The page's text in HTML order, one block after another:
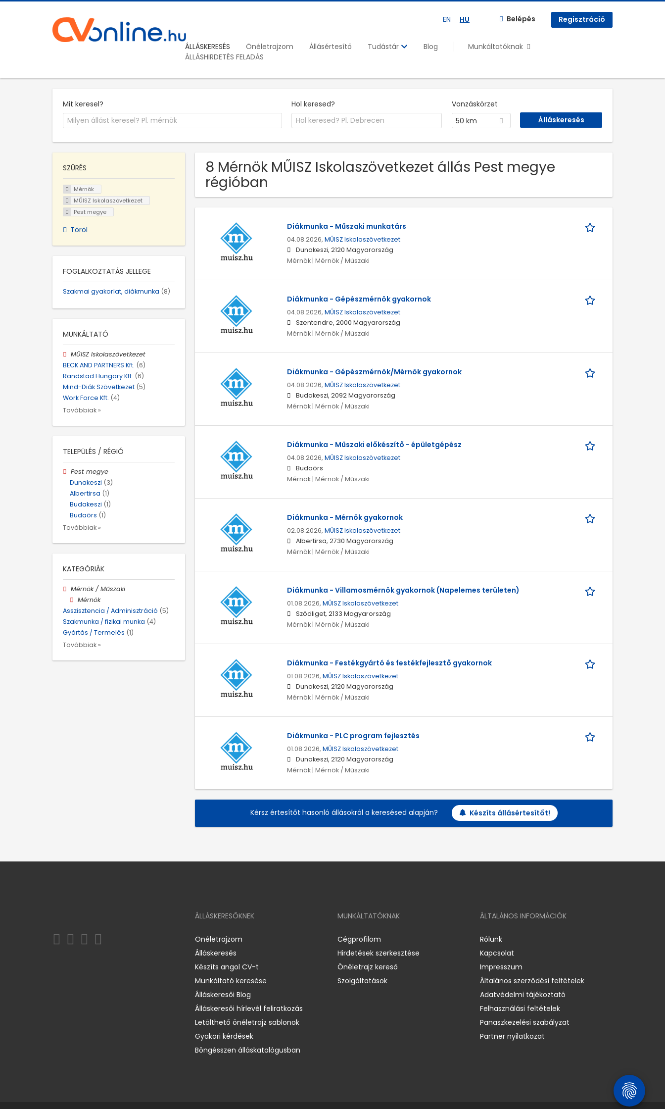
EN HU Belépés Regisztráció
ÁLLÁSKERESÉS Önéletrajzom Állásértesítő Tudástár Blog
Munkáltatóknak
ÁLLÁSHIRDETÉS FELADÁS
Mit keresel? Hol keresed?
Vonzáskörzet
50 km
8 Mérnök MŰISZ Iskolaszövetkezet állás Pest megye
régióban
Diákmunka - Műszaki munkatárs
04.08.2026, MŰISZ Iskolaszövetkezet
Dunakeszi, 2120 Magyarország
Mérnök | Mérnök / Műszaki
Diákmunka - Gépészmérnök gyakornok
04.08.2026, MŰISZ Iskolaszövetkezet
Szentendre, 2000 Magyarország
Mérnök | Mérnök / Műszaki
Diákmunka - Gépészmérnök/Mérnök gyakornok
04.08.2026, MŰISZ Iskolaszövetkezet
Budakeszi, 2092 Magyarország
Mérnök | Mérnök / Műszaki
Diákmunka - Műszaki előkészítő - épületgépész
04.08.2026, MŰISZ Iskolaszövetkezet
Budaörs
Mérnök | Mérnök / Műszaki
Diákmunka - Mérnök gyakornok
02.08.2026, MŰISZ Iskolaszövetkezet
Albertirsa, 2730 Magyarország
Mérnök | Mérnök / Műszaki
Diákmunka - Villamosmérnök gyakornok (Napelemes területen)
01.08.2026, MŰISZ Iskolaszövetkezet
Sződliget, 2133 Magyarország
Mérnök | Mérnök / Műszaki
Diákmunka - Festékgyártó és festékfejlesztő gyakornok
01.08.2026, MŰISZ Iskolaszövetkezet
Dunakeszi, 2120 Magyarország
Mérnök | Mérnök / Műszaki
Diákmunka - PLC program fejlesztés
01.08.2026, MŰISZ Iskolaszövetkezet
Dunakeszi, 2120 Magyarország
Mérnök | Mérnök / Műszaki
Kérsz értesítőt hasonló állásokról a keresésed alapján? Készíts állásértesítőt!
SZŰRÉS
Mérnök
MŰISZ Iskolaszövetkezet
Pest megye
Töröl
FOGLALKOZTATÁS JELLEGE
Szakmai gyakorlat, diákmunka (8)
MUNKÁLTATÓ
MŰISZ Iskolaszövetkezet
BECK AND PARTNERS Kft. (6)
Randstad Hungary Kft. (6)
Mind-Diák Szövetkezet (5)
Work Force Kft. (4)
Továbbiak »
TELEPÜLÉS / RÉGIÓ
Pest megye
Dunakeszi (3)
Albertirsa (1)
Budakeszi (1)
Budaörs (1)
Továbbiak »
KATEGÓRIÁK
Mérnök / Műszaki
Mérnök
Asszisztencia / Adminisztráció (5)
Szakmunka / fizikai munka (4)
Gyártás / Termelés (1)
Továbbiak »
ÁLLÁSKERESŐKNEK
Önéletrajzom
Álláskeresés
Készíts angol CV-t
Munkáltató keresése
Álláskeresői Blog
Álláskeresői hírlevél feliratkozás
Letölthető önéletrajz sablonok
Gyakori kérdések
Böngésszen álláskatalógusban
MUNKÁLTATÓKNAK
Cégprofilom
Hirdetések szerkesztése
Önéletrajz kereső
Szolgáltatások
ÁLTALÁNOS INFORMÁCIÓK
Rólunk
Kapcsolat
Impresszum
Általános szerződési feltételek
Adatvédelmi tájékoztató
Felhasználási feltételek
Panaszkezelési szabályzat
Partner nyilatkozat